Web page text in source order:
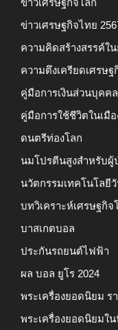
ข่าวเศรษฐกิจโลก
ข่าวเศรษฐกิจไทย
ความคิดสร้างสรรค์ใ
ความตึงเครียดเศรษฐ
คู่มือการเงินส่วนบุคคล
คู่มือการใช้ชีวิตในเมือ
ดนตรีท่องโลก
นมโปรตีนสูงสำหรับผู้
นวัตกรรมเทคโนโลยี
บทวิเคราะห์เศรษฐกิจ
บาสเกตบอล
ประกันรถยนต์ไฟฟ้า
ผล บอล ยูโร 2024
พระเครื่องยอดนิยม ร
พระเครื่องยอดนิยมใ